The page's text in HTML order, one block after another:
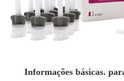
Informações básicas.